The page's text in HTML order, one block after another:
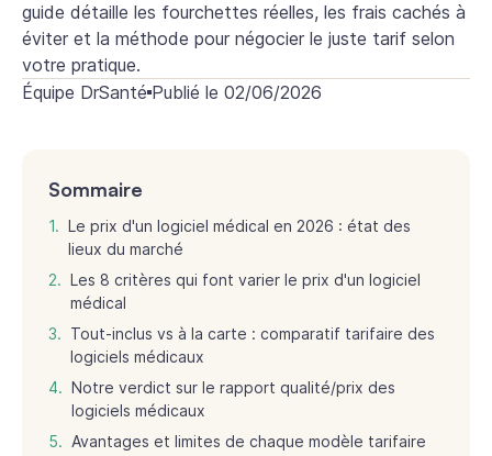
guide détaille les fourchettes réelles, les frais cachés à
éviter et la méthode pour négocier le juste tarif selon
votre pratique.
Équipe DrSanté Publié le 02/06/2026
Sommaire
Le prix d'un logiciel médical en 2026 : état des
lieux du marché
Les 8 critères qui font varier le prix d'un logiciel
médical
Tout-inclus vs à la carte : comparatif tarifaire des
logiciels médicaux
Notre verdict sur le rapport qualité/prix des
logiciels médicaux
Avantages et limites de chaque modèle tarifaire